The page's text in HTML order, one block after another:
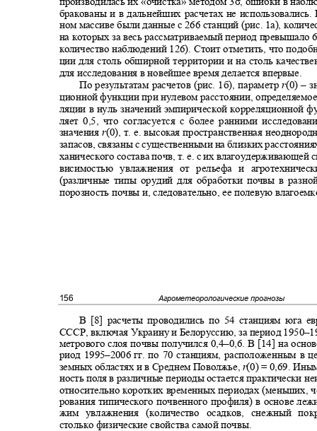
бракованы и в дальнейших расчетах не
ном массиве были данные с 266 станций (рис. 1а),
на которых за весь рассматриваемый период
количество наблюдений 126). Стоит отметить, что
ции для столь обширной территории и на столь
для исследования в новейшее время делается впервые.
По результатам расчетов (рис. 1б), параметрr(0) –
ционной функции при нулевом расстоянии,
ляции в нуль значений эмпирической корреляционной
ляет 0,5, что согласуется с более ранними
значенияr(0), т. е. высокая пространственная
запасов, связаны с существенными на близких
ханического состава почв, т. е. с их влагоудерживающей
висимостью увлажнения от рельефа и
(различные типы орудий для обработки почвы в
порозность почвы и, следовательно, ее полевую
156 Агрометеорологические прогнозы
В [8] расчеты проводились по 54 станциям юга
СССР, включая Украину и Белоруссию, за период 1950
метрового слоя почвы получился 0,4–0,6. В [14] на
риод 1995–2006 гг. по 70 станциям, расположенным в
земных областях и в Среднем Поволжье, r(0) = 0,69.
ность поля в различные периоды остается практически
относительно коротких временных периодах
рования типического почвенного профиля) в основе
жим увлажнения (количество осадков, снежный
столько физические свойства самой почвы.